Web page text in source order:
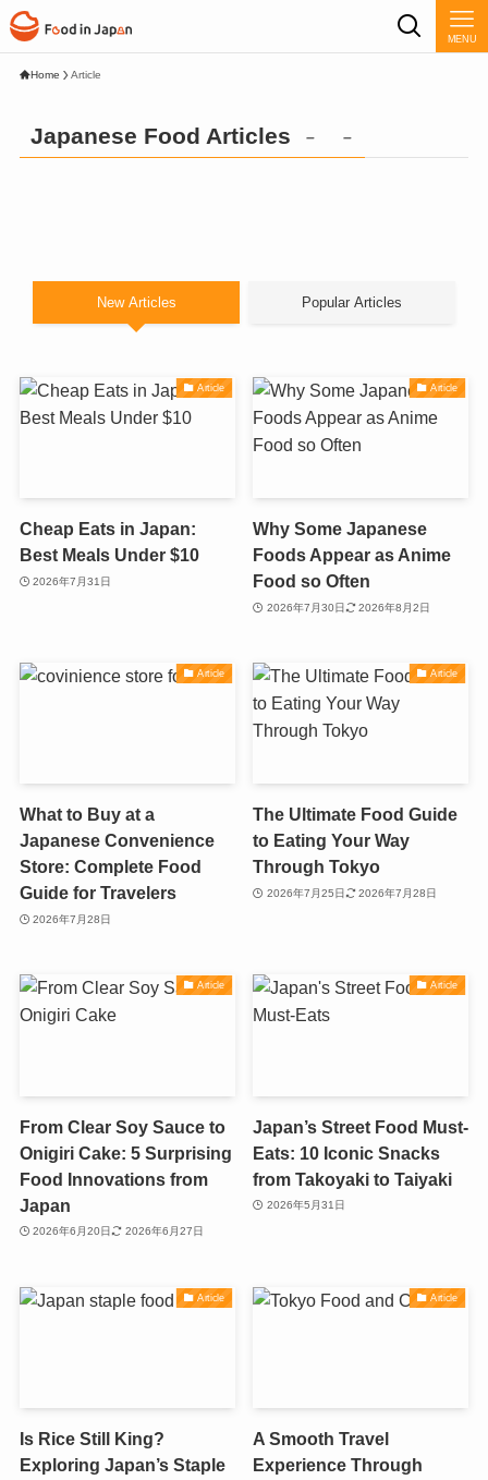
MENU
Home Article
Japanese Food Articles – –
New Articles Popular Articles
Article
Cheap Eats in Japan:
Best Meals Under $10
2026年7月31日
Article
Why Some Japanese
Foods Appear as Anime
Food so Often
2026年7月30日 2026年8月2日
Article
What to Buy at a
Japanese Convenience
Store: Complete Food
Guide for Travelers
2026年7月28日
Article
The Ultimate Food Guide
to Eating Your Way
Through Tokyo
2026年7月25日 2026年7月28日
Article
From Clear Soy Sauce to
Onigiri Cake: 5 Surprising
Food Innovations from
Japan
2026年6月20日 2026年6月27日
Article
Japan’s Street Food Must-
Eats: 10 Iconic Snacks
from Takoyaki to Taiyaki
2026年5月31日
Article
Is Rice Still King?
Exploring Japan’s Staple
Article
A Smooth Travel
Experience Through